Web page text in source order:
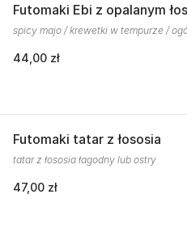
Futomaki Ebi z opalanym
spicy majo / krewetki w tempurze /
44,00 zł
Futomaki tatar z łososia
tatar z łososia łagodny lub ostry
47,00 zł